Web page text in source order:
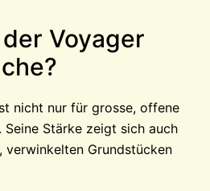
Voyager
nicht nur für grosse, offene
Seine Stärke zeigt sich auch
verwinkelten Grundstücken